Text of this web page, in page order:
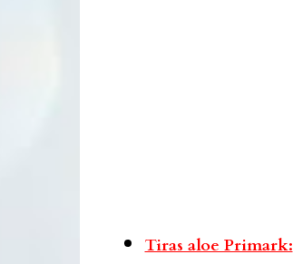
Tiras aloe Primark: